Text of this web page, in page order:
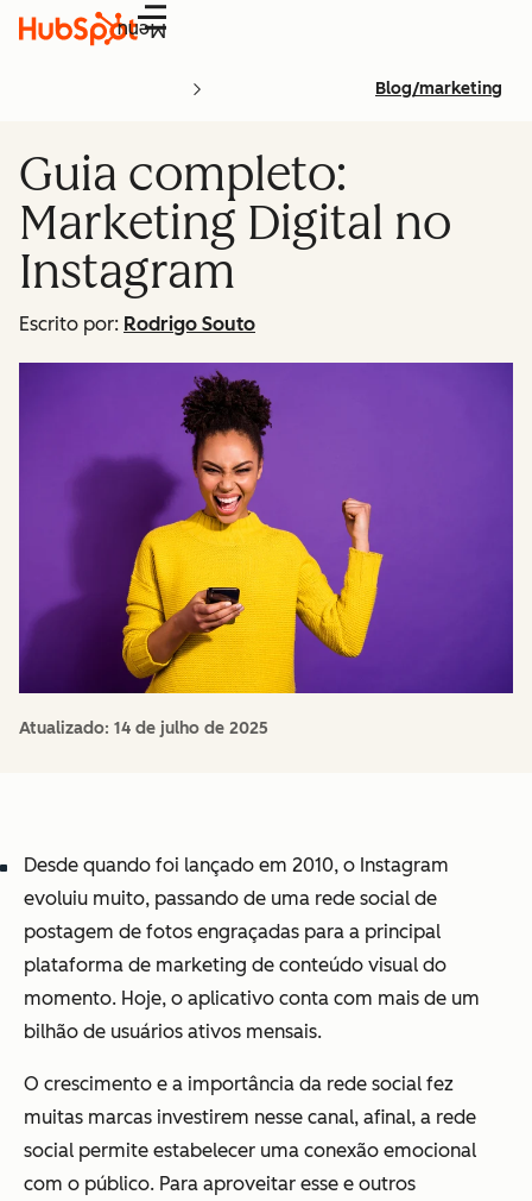
Menu
Blog/marketing
Guia completo:
Marketing Digital no
Instagram
Escrito por: Rodrigo Souto
Atualizado: 14 de julho de 2025
Desde quando foi lançado em 2010, o Instagram
evoluiu muito, passando de uma rede social de
postagem de fotos engraçadas para a principal
plataforma de marketing de conteúdo visual do
momento. Hoje, o aplicativo conta com mais de um
bilhão de usuários ativos mensais.
O crescimento e a importância da rede social fez
muitas marcas investirem nesse canal, afinal, a rede
social permite estabelecer uma conexão emocional
com o público. Para aproveitar esse e outros